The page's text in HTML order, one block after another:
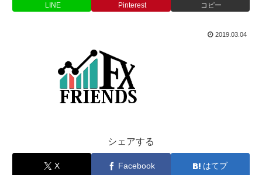
LINE Pinterest コピー
2019.03.04
シェアする
X Facebook はてブ